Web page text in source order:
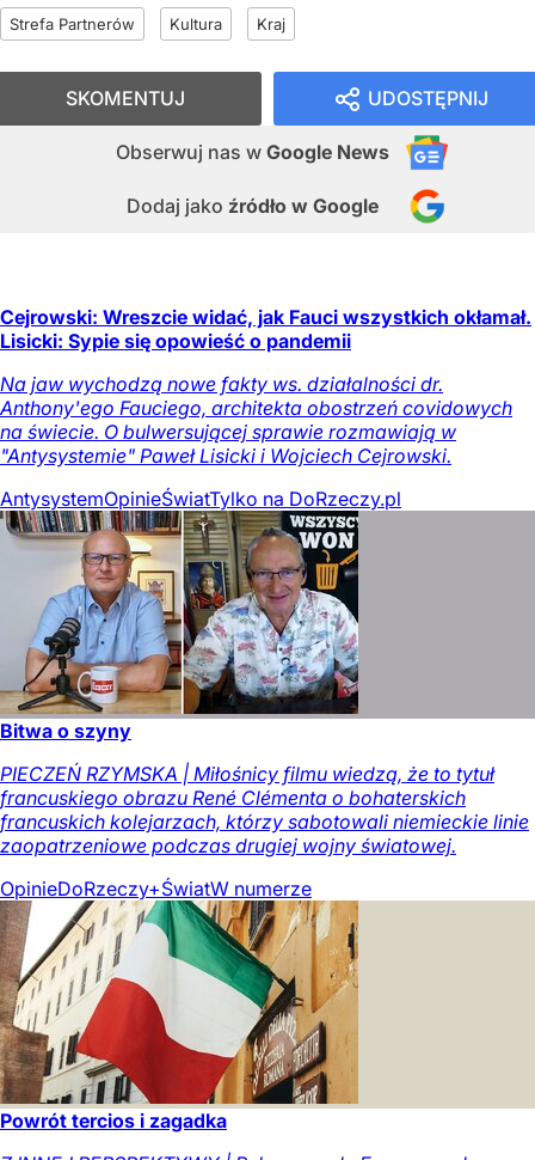
Strefa Partnerów Kultura Kraj
UDOSTĘPNIJ
Obserwuj nas w Google News
Dodaj jako źródło w Google
SKOMENTUJ
Cejrowski: Wreszcie widać, jak Fauci wszystkich okłamał.
Lisicki: Sypie się opowieść o pandemii
Na jaw wychodzą nowe fakty ws. działalności dr.
Anthony'ego Fauciego, architekta obostrzeń covidowych
na świecie. O bulwersującej sprawie rozmawiają w
"Antysystemie" Paweł Lisicki i Wojciech Cejrowski.
AntysystemOpinieŚwiatTylko na DoRzeczy.pl
Bitwa o szyny
PIECZEŃ RZYMSKA | Miłośnicy filmu wiedzą, że to tytuł
francuskiego obrazu René Clémenta o bohaterskich
francuskich kolejarzach, którzy sabotowali niemieckie linie
zaopatrzeniowe podczas drugiej wojny światowej.
OpinieDoRzeczy+ŚwiatW numerze
Powrót tercios i zagadka